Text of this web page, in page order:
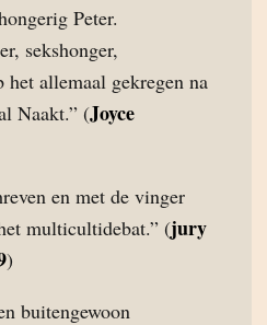
Peter.
sekshonger,
het allemaal gekregen na
Naakt.” (Joyce
en met de vinger
multicultidebat.” (jury
)
buitengewoon